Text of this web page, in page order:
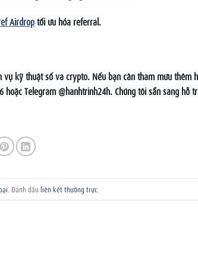
Airdroptối ưu hóa referral.
kỹ thuật số và crypto. Nếu bạn cần tham mưu thêm
Telegram @hanhtrinh24h. Chúng tôi sẵn sàng hỗ
. Đánh dấuliên kết thường trực